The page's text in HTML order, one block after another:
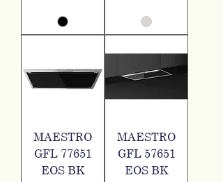
MAESTRO
GFL 77651
EOS BK
MAESTRO
GFL 57651
EOS BK